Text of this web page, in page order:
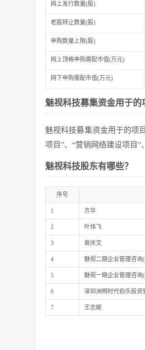
网上发行数量(股)
老股转让数量(股)
申购数量上限(股)
网上顶格申购需配市值(万元)
网下申购需配市值(万元)
魅视科技募集资金用于的
魅视科技募集资金用于的项
项目”、“营销网络建设项目”
魅视科技股东有哪些？
序号
1 方华
2 叶伟飞
3 曾庆文
4 魅视二期企业管理咨询
5 魅视一期企业管理咨询
6 深圳洲明时代伯乐投资
7 王志妮